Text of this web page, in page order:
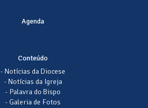
Agenda
Conteúdo
- Notícias da Diocese
- Notícias da Igreja
- Palavra do Bispo
- Galeria de Fotos